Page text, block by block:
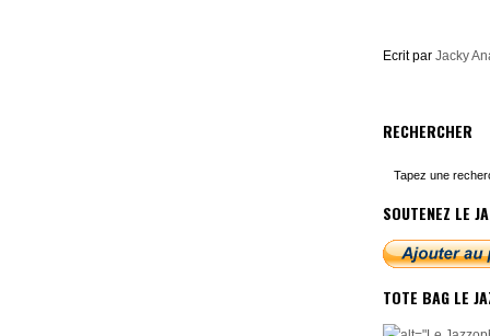
Ecrit par Jacky
RECHERCHER
SOUTENEZ LE
TOTE BAG LE